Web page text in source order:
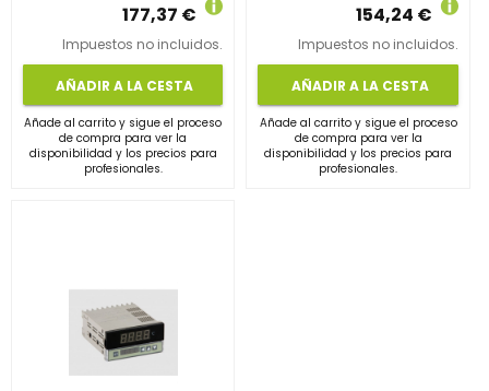
177,37 €
Impuestos no incluidos.
AÑADIR A LA CESTA
Añade al carrito y sigue el proceso
de compra para ver la
disponibilidad y los precios para
profesionales.
154,24 €
Impuestos no incluidos.
AÑADIR A LA CESTA
Añade al carrito y sigue el proceso
de compra para ver la
disponibilidad y los precios para
profesionales.